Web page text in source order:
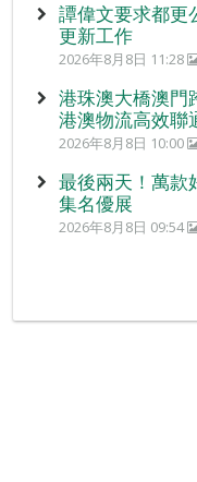
譚偉文要求都更
更新工作
2026年8月8日 11:28
港珠澳大橋澳門
港澳物流高效聯
2026年8月8日 10:00
最後兩天！萬款
集名優展
2026年8月8日 09:54